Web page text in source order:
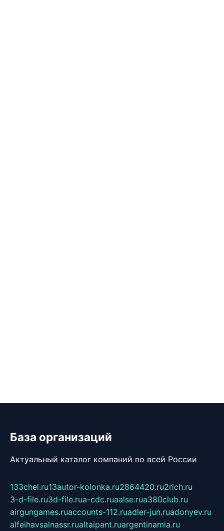
База организаций
Актуальный каталог компаний по всей России
133chel.ru13autor-kolonka.ru2864420.ru2rich.ru
3-d-file.ru3d-file.rua-cdc.ruaalse.rua380club.ru
airgungames.ruaccounts-112.ruadler-jun.ruadonyev.ru
alfeihavsalnassr.rualtaipant.ruargentinamia.ru